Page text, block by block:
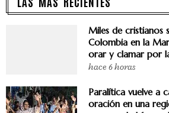
Miles de cristianos
Colombia en la
orar y clamar por
hace 6 horas
Paralítica vuelve a
oración en una